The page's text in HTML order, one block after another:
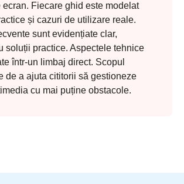
ecran. Fiecare ghid este modelat
și cazuri de utilizare reale.
sunt evidențiate clar,
soluții practice. Aspectele tehnice
într-un limbaj direct. Scopul
de a ajuta cititorii să gestioneze
cu mai puține obstacole.